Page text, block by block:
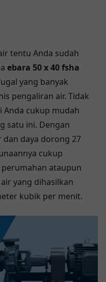
tentu Anda sudah
ebara 50 x 40 fsha
yang banyak
pengaliran air. Tidak
Anda cukup mudah
satu ini. Dengan
dan daya dorong 27
cukup
ataupun
yang dihasilkan
kubik per menit.